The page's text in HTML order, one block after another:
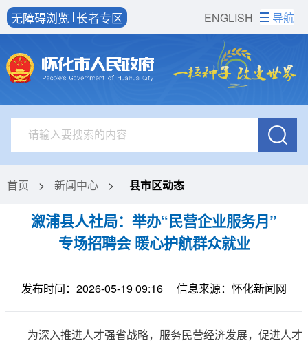
ENGLISH
无障碍浏览 长者专区 导航
首页 > 新闻中心 > 县市区动态
溆浦县人社局：举办“民营企业服务月”
专场招聘会 暖心护航群众就业
发布时间：2026-05-19 09:16 信息来源：怀化新闻网
为深入推进人才强省战略，服务民营经济发展，促进人才